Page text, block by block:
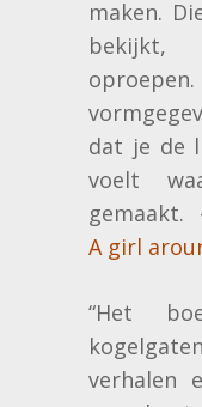
maken.
dat je de
voelt
gemaakt.
A girl
“Het
verhalen